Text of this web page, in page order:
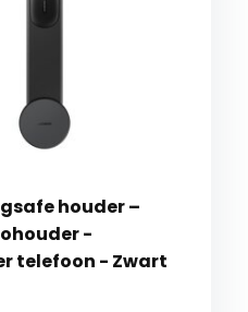
houder –
-
telefoon - Zwart